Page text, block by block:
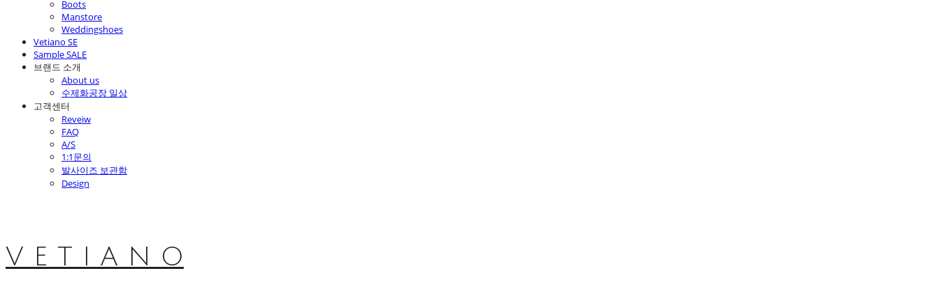
Boots
Manstore
Weddingshoes
Vetiano SE
Sample SALE
브랜드 소개
About us
수제화공장 일상
고객센터
Reveiw
FAQ
A/S
1:1문의
발사이즈 보관함
Design
V E T I A N O